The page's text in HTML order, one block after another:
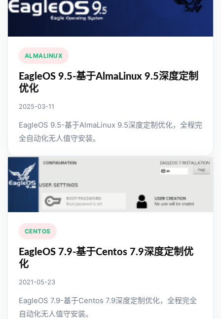
ALMALINUX
EagleOS 9.5-基于AlmaLinux 9.5深度定制
优化
2025-03-11
EagleOS 9.5-基于AlmaLinux 9.5深度定制优化，全程完
全自动化无人值守安装。
CENTOS
EagleOS 7.9-基于Centos 7.9深度定制优
化
2021-05-23
EagleOS 7.9-基于Centos 7.9深度定制优化，全程完全
自动化无人值守安装。